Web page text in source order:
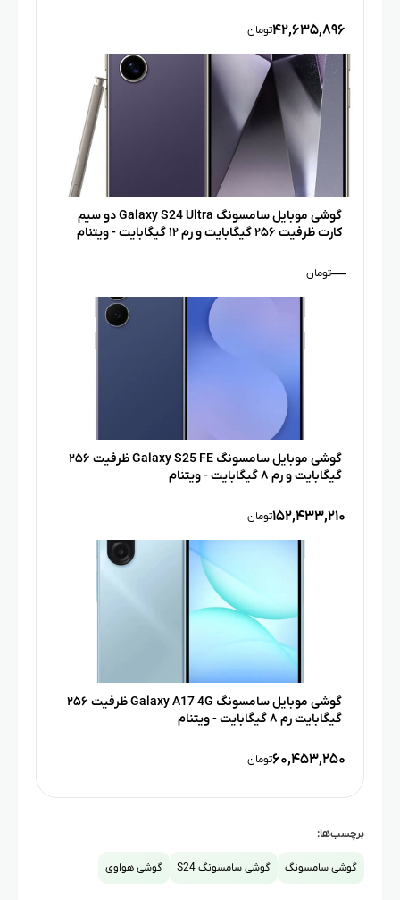
۴۲,۶۳۵,۸۹۶تومان
گوشی موبایل سامسونگ Galaxy S24 Ultra دو سیم
کارت ظرفیت ۲۵۶ گیگابایت و رم ۱۲ گیگابایت - ویتنام
—تومان
گوشی موبایل سامسونگ Galaxy S25 FE ظرفیت ۲۵۶
گیگابایت و رم ۸ گیگابایت - ویتنام
۱۵۲,۴۳۳,۲۱۰تومان
گوشی موبایل سامسونگ Galaxy A17 4G ظرفیت ۲۵۶
گیگابایت رم ۸ گیگابایت - ویتنام
۶۰,۴۵۳,۲۵۰تومان
برچسب‌ها:
گوشی سامسونگ گوشی سامسونگ S24 گوشی هواوی